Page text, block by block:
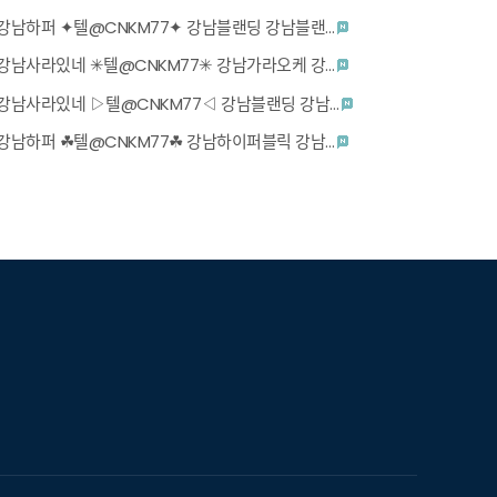
남하퍼 ✦텔@CNKM77✦ 강남블랜딩 강남블랜…
남사라있네 ✳텔@CNKM77✳ 강남가라오케 강…
남사라있네 ▷텔@CNKM77◁ 강남블랜딩 강남…
남하퍼 ☘텔@CNKM77☘ 강남하이퍼블릭 강남…